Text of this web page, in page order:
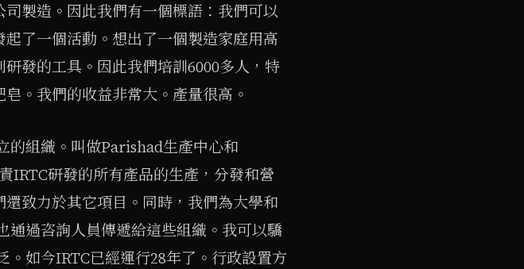
製造。因此我們有一個標語：我們可以
了一個活動。想出了一個製造家庭用高
發的工具。因此我們培訓6000多人，特
。我們的收益非常大。產量很高。
的組織。叫做Parishad生產中心和
IRTC研發的所有產品的生產，分發和營
致力於其它項目。同時，我們為大學和
通過咨詢人員傳遞給這些組織。我可以驕
。如今IRTC已經運行28年了。行政設置方